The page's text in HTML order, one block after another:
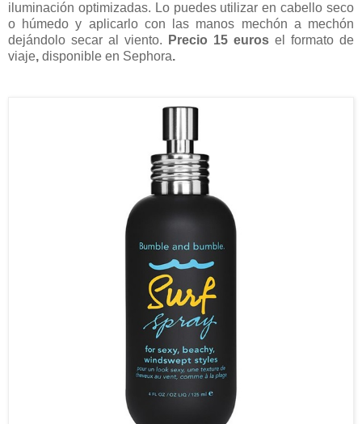
iluminación optimizadas. Lo puedes utilizar en cabello seco
o húmedo y aplicarlo con las manos mechón a mechón
dejándolo secar al viento.
Precio 15 euros el formato de
viaje, disponible en Sephora.